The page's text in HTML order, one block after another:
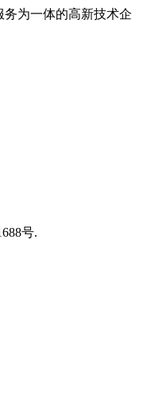
为一体的高新技术企
号.